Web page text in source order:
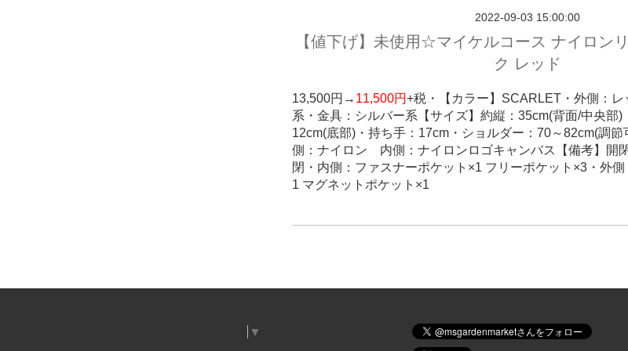
2022-09-03 15:00:00
【値下げ】未使用☆マイケルコース ナイロン
ク レッド
13,500円→ 11,500円+税・
【カラー】SCARLET・外側：
系・金具：シルバー系 【サイズ】約縦：35cm(背面/中央
12cm(底部)・持ち手：17cm・ショルダー：70～82cm(調節
側：ナイロン 内側：ナイロンロゴキャンバス
【備考】開
閉・内側：ファスナーポケット×1 フリーポケット×3・外
1 マグネットポケット×1
▼